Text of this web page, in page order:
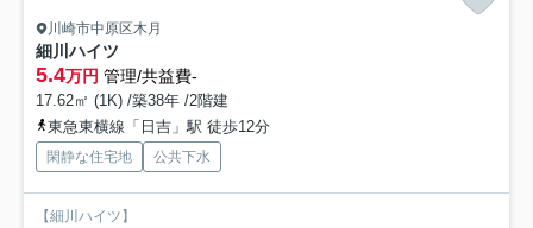
川崎市中原区木月
細川ハイツ
5.4万円 管理/共益費-
17.62㎡ (1K) /築38年 /2階建
東急東横線「日吉」駅 徒歩12分
閑静な住宅地 公共下水
【細川ハイツ】